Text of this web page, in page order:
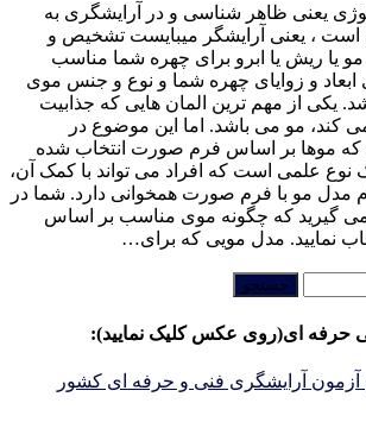
یعنی ظاهر شناسی و در آرایشگری به
، یعنی آرایشگر میبایست تشخیص و
یا ریش یا ابرو برای چهره شما مناسب
ابعاد و زوایای چهره شما و نوع و جنس موی
یکی از مهم ترین المان هایی که جذابیت
کند، مو می باشد. اما این موضوع در
موها بر اساس فرم صورت انتخاب شده
نوع علمی است که افراد می تواند با کمک آن،
مدل مو با فرم صورت همخوانی دارد. شما در
می گیرید که چگونه موی مناسب بر اساس
نمایید. مدل مویی که برای…
حرفه ای(روی عکس کلیک نمایید):